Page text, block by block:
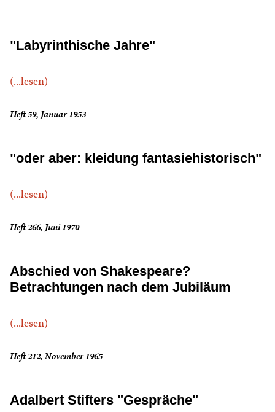
"Labyrinthische Jahre"
(...lesen)
Heft 59, Januar 1953
"oder aber: kleidung fantasiehistorisch"
(...lesen)
Heft 266, Juni 1970
Abschied von Shakespeare?
Betrachtungen nach dem Jubiläum
(...lesen)
Heft 212, November 1965
Adalbert Stifters "Gespräche"